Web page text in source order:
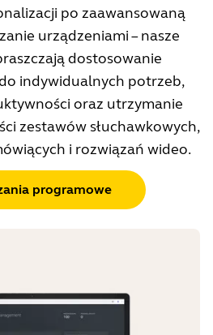
po zaawansowaną
urządzeniami – nasze
dostosowanie
indywidualnych potrzeb,
oraz utrzymanie
zestawów słuchawkowych,
i rozwiązań wideo.
programowe